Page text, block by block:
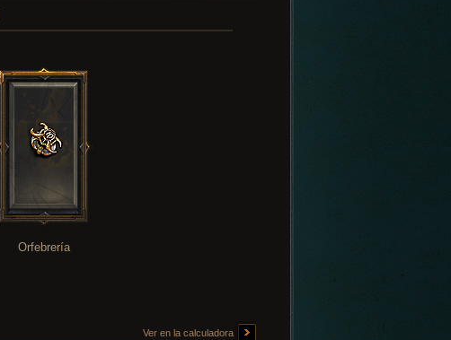
Orfebrería
Ver en la calculadora